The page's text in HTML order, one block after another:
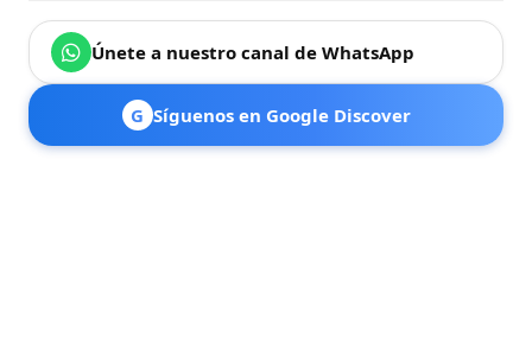
Únete a nuestro canal de WhatsApp
G Síguenos en Google Discover